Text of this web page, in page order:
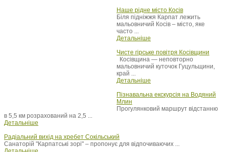
Наше рідне місто Косів
Біля підніжжя Карпат лежить
мальовничий Косів – місто, яке
часто ...
Детальніше
Чисте гірське повітря Косівщини
Косівщина — неповторно
мальовничий куточок Гуцульщини,
край ...
Детальніше
Пізнавальна екскурсія на Водяний
Млин
Прогулянковий маршрут відстанню
в 5,5 км розрахований на 2,5 ...
Детальніше
Радіальний вихід на хребет Сокільський
Санаторій "Карпатські зорі" – пропонує для відпочиваючих ...